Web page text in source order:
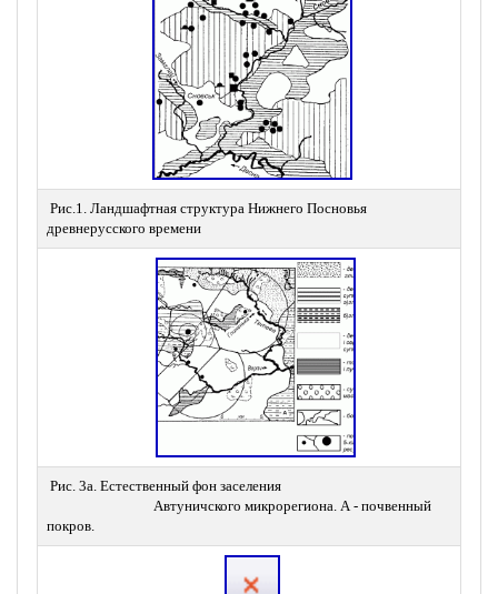
Рис.1. Ландшафтная структура Нижнего Посновья
древнерусского времени
Рис. 3а. Естественный фон заселения
покров.